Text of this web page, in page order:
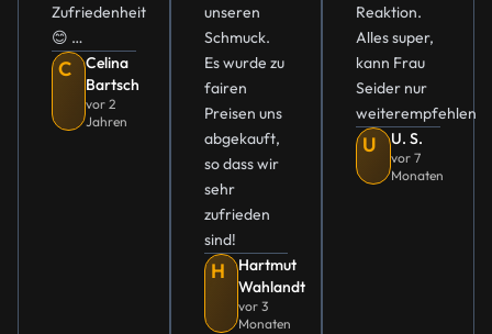
Zufriedenheit
😊 …
C
Celina
Bartsch
vor 2
Jahren
unseren
Schmuck.
Es wurde zu
fairen
Preisen uns
abgekauft,
so dass wir
sehr
zufrieden
sind!
H
Hartmut
Wahlandt
vor 3
Monaten
Reaktion.
Alles super,
kann Frau
Seider nur
weiterempfehlen
U U. S.
vor 7
Monaten